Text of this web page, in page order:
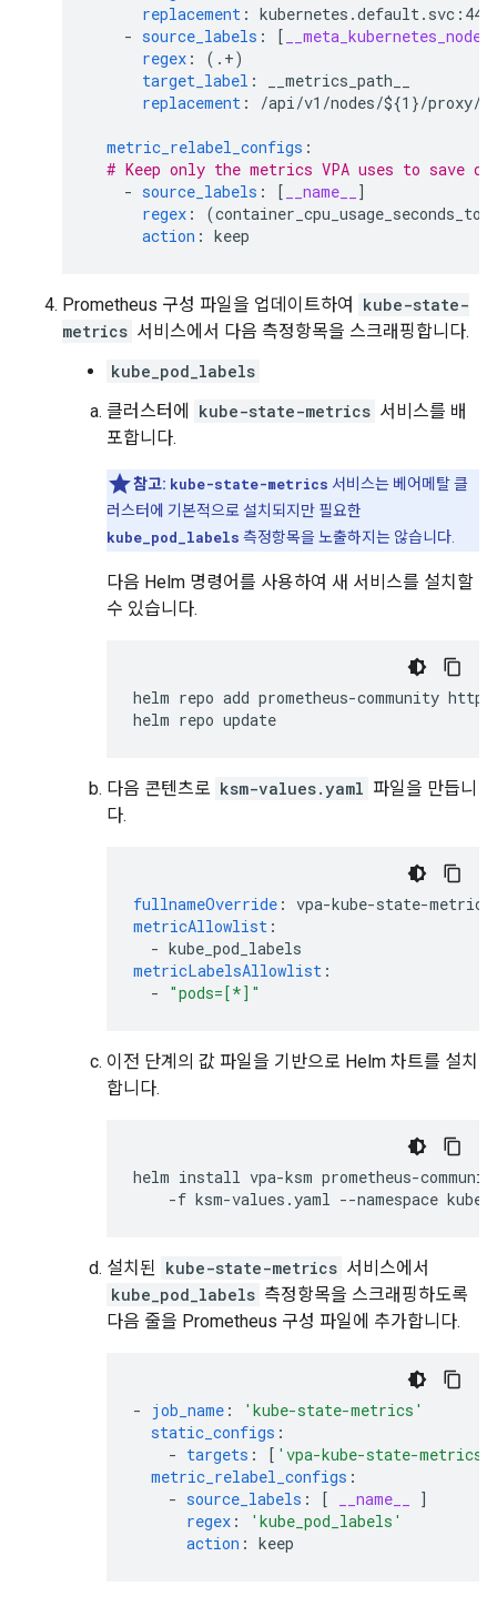
replacement : kubernetes.default.svc:443
- source_labels : [
regex :
(.+)
target_label :
__metrics_path__
replacement : /api/v1/nodes/${1}/proxy/
metric_relabel_configs :
# Keep only the metrics VPA uses to save
- source_labels : [ __name__
]
regex :
action : keep
Prometheus 구성 파일을 업데이트하여
kube-state-
metrics 서비스에서 다음 측정항목을 스크래핑합니다.
kube_pod_labels
클러스터에
kube-state-metrics 서비스를 배
포합니다.
참고: kube-state-metrics 서비스는 베어메탈 클
러스터에 기본적으로 설치되지만 필요한
kube_pod_labels 측정항목을 노출하지는 않습니다.
다음 Helm 명령어를 사용하여 새 서비스를 설치할
수 있습니다.
helm repo add prometheus-community
helm repo
다음 콘텐츠로 ksm-values.yaml 파일을 만듭니
다.
fullnameOverride : vpa-kube-state-metrics
metricAllowlist :
- kube_pod_labels
metricLabelsAllowlist :
-
"pods=[*]"
이전 단계의 값 파일을 기반으로 Helm 차트를 설치
합니다.
helm install vpa-ksm prometheus-
-f ksm-values.yaml --namespace
설치된 kube-state-metrics 서비스에서
kube_pod_labels 측정항목을 스크래핑하도록
다음 줄을 Prometheus 구성 파일에 추가합니다.
- job_name :
'kube-state-metrics'
static_configs :
- targets : [ 'vpa-kube-state-
metric_relabel_configs :
- source_labels : [ __name__
]
regex :
'kube_pod_labels'
action : keep